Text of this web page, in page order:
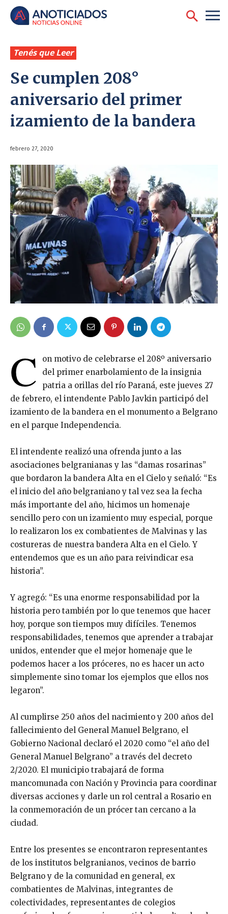
Tenés que Leer
Se cumplen 208°
aniversario del primer
izamiento de la bandera
febrero 27, 2020
C
on motivo de celebrarse el 208º aniversario
del primer enarbolamiento de la insignia
patria a orillas del río Paraná, este jueves 27
de febrero, el intendente Pablo Javkin participó del
izamiento de la bandera en el monumento a Belgrano
en el parque Independencia.
El intendente realizó una ofrenda junto a las
asociaciones belgranianas y las “damas rosarinas”
que bordaron la bandera Alta en el Cielo y señaló: “Es
el inicio del año belgraniano y tal vez sea la fecha
más importante del año, hicimos un homenaje
sencillo pero con un izamiento muy especial, porque
lo realizaron los ex combatientes de Malvinas y las
costureras de nuestra bandera Alta en el Cielo. Y
entendemos que es un año para reivindicar esa
historia”.
Y agregó: “Es una enorme responsabilidad por la
historia pero también por lo que tenemos que hacer
hoy, porque son tiempos muy difíciles. Tenemos
responsabilidades, tenemos que aprender a trabajar
unidos, entender que el mejor homenaje que le
podemos hacer a los próceres, no es hacer un acto
simplemente sino tomar los ejemplos que ellos nos
legaron”.
Al cumplirse 250 años del nacimiento y 200 años del
fallecimiento del General Manuel Belgrano, el
Gobierno Nacional declaró el 2020 como “el año del
General Manuel Belgrano” a través del decreto
2/2020. El municipio trabajará de forma
mancomunada con Nación y Provincia para coordinar
diversas acciones y darle un rol central a Rosario en
la conmemoración de un prócer tan cercano a la
ciudad.
Entre los presentes se encontraron representantes
de los institutos belgranianos, vecinos de barrio
Belgrano y de la comunidad en general, ex
combatientes de Malvinas, integrantes de
colectividades, representantes de colegios